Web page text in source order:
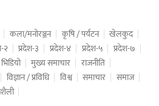
कला/मनोरञ्जन कृषि / पर्यटन
खेलकुद
२ प्रदेश-३ प्रदेश-४ प्रदेश-५
प्रदेश-७
भिडियो मुख्य समाचार
राजनीति
विज्ञान / प्रविधि विश्व समाचार
समाज